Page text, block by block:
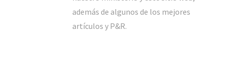
además de algunos de los mejores
artículos y P&R.